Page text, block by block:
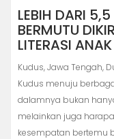
LEBIH DARI
BERMUTU
LITERASI
Kudus, Jawa Tengah,
Kudus menuju
dalamnya bukan
melainkan juga
kesempatan bertemu